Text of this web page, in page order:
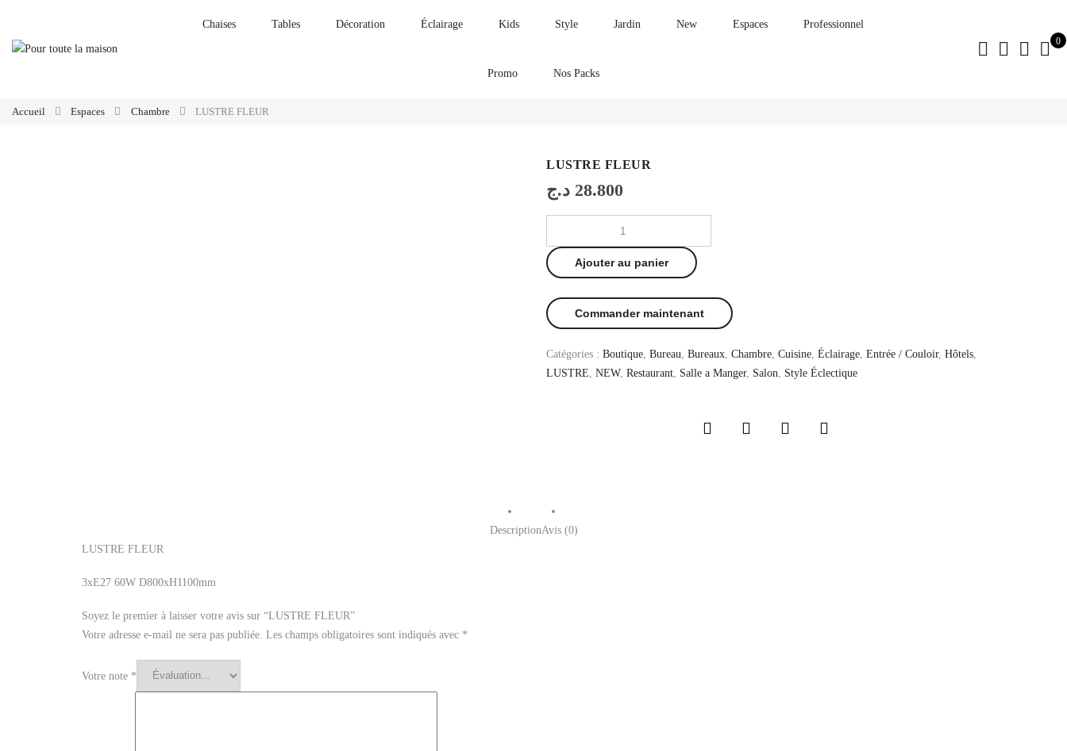
Chaises Tables Décoration Éclairage Kids Style Jardin New Espaces Professionnel
Promo Nos Packs
0
Accueil Espaces Chambre LUSTRE FLEUR
LUSTRE FLEUR
28.800 د.ج
Ajouter au panier
Commander maintenant
Catégories : Boutique, Bureau, Bureaux, Chambre, Cuisine, Éclairage, Entrée / Couloir, Hôtels,
LUSTRE, NEW, Restaurant, Salle a Manger, Salon, Style Éclectique
DescriptionAvis (0)
LUSTRE FLEUR
3xE27 60W D800xH1100mm
Soyez le premier à laisser votre avis sur “LUSTRE FLEUR”
Votre adresse e-mail ne sera pas publiée. Les champs obligatoires sont indiqués avec *
Votre note *